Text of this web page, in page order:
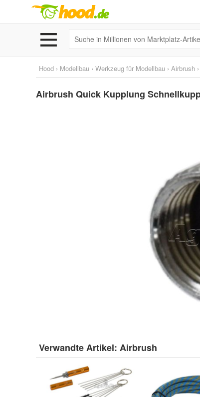
Hood › Modellbau › Werkzeug für Modellbau › Airbrush ›
Airbrush Quick Kupplung
Verwandte Artikel: Airbrush